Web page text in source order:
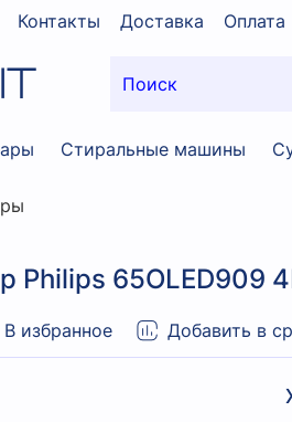
Контакты Доставка Оплата
Стиральные машины
Philips 65OLED909
В избранное Добавить в